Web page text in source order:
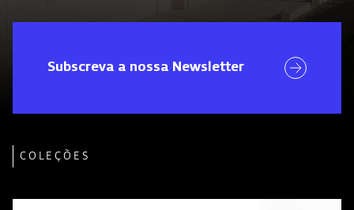
Subscreva a nossa Newsletter Visitar
COLEÇÕES